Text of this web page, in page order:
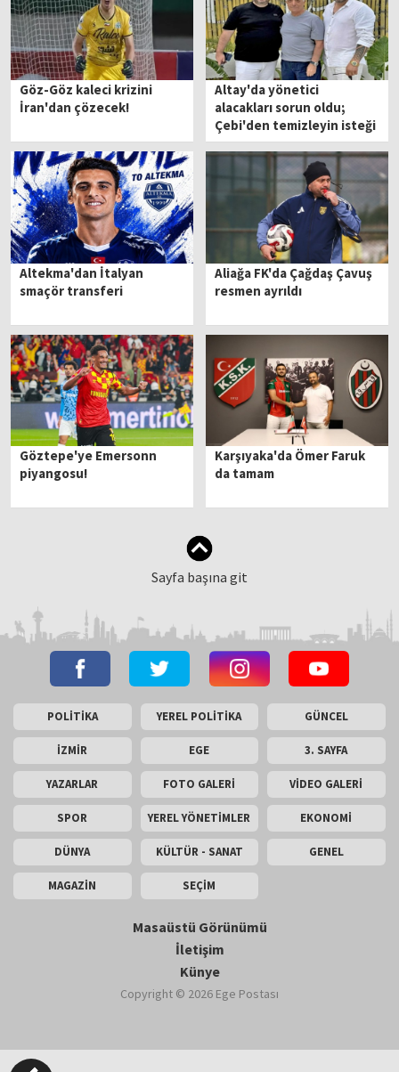
Göz-Göz kaleci krizini
İran'dan çözecek!
Altay'da yönetici
alacakları sorun oldu;
Çebi'den temizleyin isteği
Altekma'dan İtalyan
smaçör transferi
Aliağa FK'da Çağdaş Çavuş
resmen ayrıldı
Göztepe'ye Emersonn
piyangosu!
Karşıyaka'da Ömer Faruk
da tamam
Sayfa başına git
POLİTİKA YEREL POLİTİKA GÜNCEL
İZMİR EGE 3. SAYFA
YAZARLAR FOTO GALERİ VİDEO GALERİ
SPOR YEREL YÖNETİMLER EKONOMİ
DÜNYA KÜLTÜR - SANAT GENEL
MAGAZİN SEÇİM
Masaüstü Görünümü
İletişim
Künye
Copyright © 2026 Ege Postası